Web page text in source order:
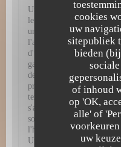
cookies
uw
sitepubliek
bieden
of inhoud
op 'OK,
alle' of
uw
Une expérience
le passage de la porte,
univers culinaire raffiné et
l'ambiance chaleureuse
d'une passion authentique
gastronomie remarquable
de véritables œuvres d'art.
précision chirurgicale,
textures et présentations
s'arrête pas au visuel : en
sont parfaitement
l'honneur des produits de
Un service irréprochable